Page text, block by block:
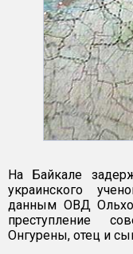
На Байкале
украинского
данным ОВД
преступление
Онгурены, отец и